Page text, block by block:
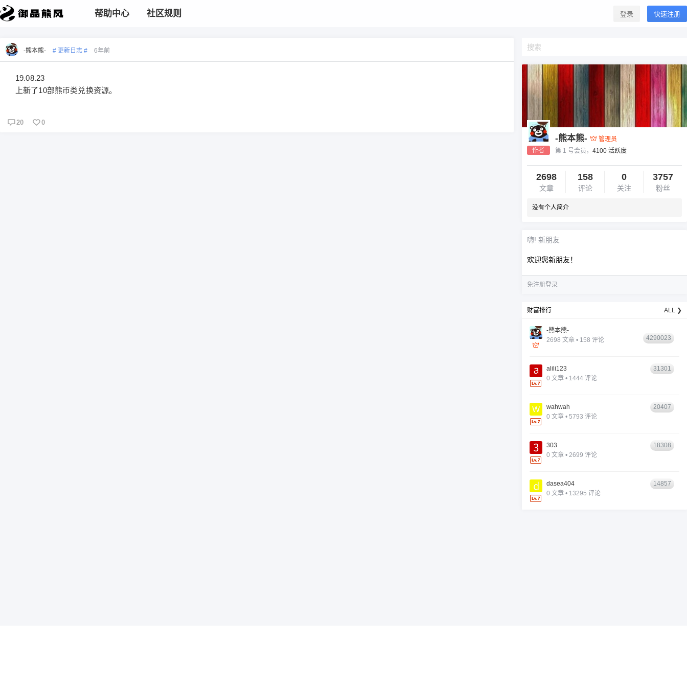
帮助中心 社区规则 登录 快速注册
-熊本熊- # 更新日志 # 6年前
19.08.23
上新了10部熊币类兑换资源。
20 0
作者
-熊本熊-
管理员
第 1 号会员， 4100 活跃度
2698
文章
158
评论
0
关注
3757
粉丝
没有个人简介
嗨! 新朋友
欢迎您新朋友！
免注册登录
财富排行 ALL ❯
-熊本熊-
2698 文章 • 158 评论
4290023
alili123
0 文章 • 1444 评论
31301
wahwah
0 文章 • 5793 评论
20407
303
0 文章 • 2699 评论
18308
dasea404
0 文章 • 13295 评论
14857